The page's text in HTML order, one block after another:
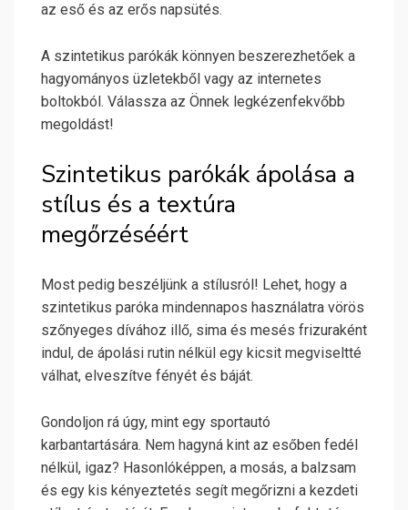
az eső és az erős napsütés.
A szintetikus parókák könnyen beszerezhetőek a
hagyományos üzletekből vagy az internetes
boltokból. Válassza az Önnek legkézenfekvőbb
megoldást!
Szintetikus parókák ápolása a
stílus és a textúra
megőrzéséért
Most pedig beszéljünk a stílusról! Lehet, hogy a
szintetikus paróka mindennapos használatra vörös
szőnyeges dívához illő, sima és mesés frizuraként
indul, de ápolási rutin nélkül egy kicsit megviseltté
válhat, elveszítve fényét és báját.
Gondoljon rá úgy, mint egy sportautó
karbantartására. Nem hagyná kint az esőben fedél
nélkül, igaz? Hasonlóképpen, a mosás, a balzsam
és egy kis kényeztetés segít megőrizni a kezdeti